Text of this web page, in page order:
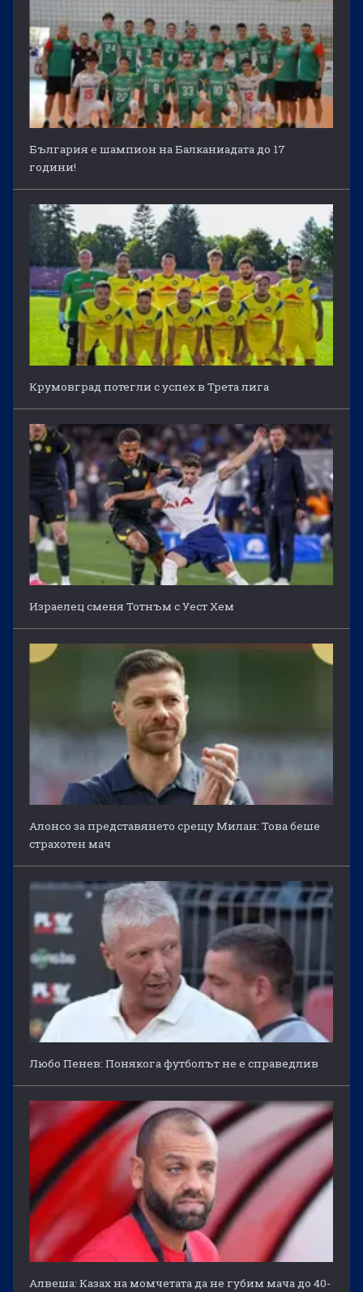
България е шампион на Балканиадата до 17
години!
Крумовград потегли с успех в Трета лига
Израелец сменя Тотнъм с Уест Хем
Алонсо за представянето срещу Милан: Това беше
страхотен мач
Любо Пенев: Понякога футболът не е справедлив
Алвеша: Казах на момчетата да не губим мача до 40-